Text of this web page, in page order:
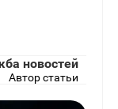
новостей
Автор статьи